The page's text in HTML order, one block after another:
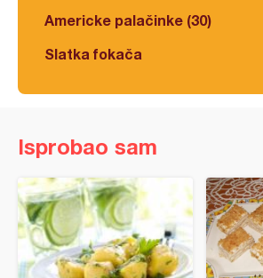
Americke palačinke (30)
Slatka fokača
Isprobao sam